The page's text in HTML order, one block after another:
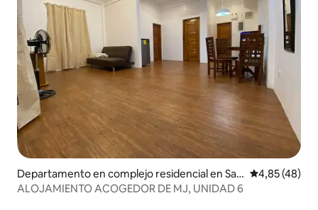
Departamento en complejo residencial en San
Fernando
Calificación
4,85 (48)
ALOJAMIENTO ACOGEDOR DE MJ, UNIDAD 6